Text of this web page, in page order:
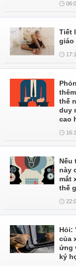
Tiết
giáo
thế
duy
cao
Nếu
này
mắt
thế
Hỏi:
của
ứng
ký